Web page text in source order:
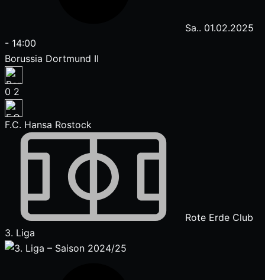
Sa.. 01.02.2025
- 14:00
Borussia Dortmund II
0 2
F.C. Hansa Rostock
Rote Erde Club
3. Liga